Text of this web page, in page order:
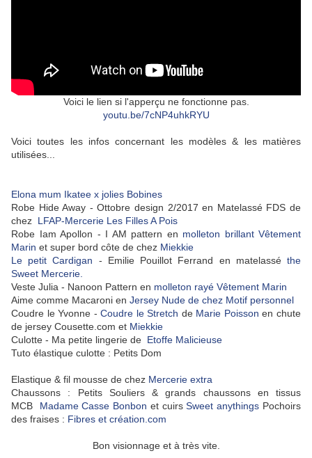
Voici le lien si l'apperçu ne fonctionne pas.
youtu.be/7cNP4uhkRYU
Voici toutes les infos concernant les modèles & les matières
utilisées...
Elona mum Ikatee x jolies Bobines
Robe Hide Away - Ottobre design 2/2017 en Matelassé FDS de
chez LFAP-Mercerie Les Filles A Pois
Robe Iam Apollon - I AM pattern en molleton brillant Vêtement
Marin et super bord côte de chez Miekkie
Le petit Cardigan - Emilie Pouillot Ferrand en matelasséthe
Sweet Mercerie.
Veste Julia - Nanoon Pattern en molleton rayé Vêtement Marin
Aime comme Macaroni en Jersey Nude de chez Motif personnel
Coudre le Yvonne -Coudre le Stretch de Marie Poisson en chute
de jersey Cousette.com et Miekkie
Culotte - Ma petite lingerie de Etoffe Malicieuse
Tuto élastique culotte : Petits Dom
Elastique & fil mousse de chez Mercerie extra
Chaussons : Petits Souliers & grands chaussons en tissus
MCB Madame Casse Bonbon et cuirsSweet anythings Pochoirs
des fraises : Fibres et création.com
Bon visionnage et à très vite.